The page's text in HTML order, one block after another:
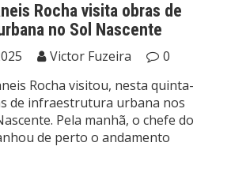
Rocha visita obras de
no Sol Nascente
Victor Fuzeira
0
Rocha visitou, nesta quinta-
de infraestrutura urbana nos
Pela manhã, o chefe do
de perto o andamento